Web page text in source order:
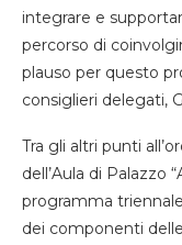
integrare e
percorso di
plauso per questo
consiglieri delegati,
Tra gli altri punti
dell’Aula di Palazzo
programma
dei componenti